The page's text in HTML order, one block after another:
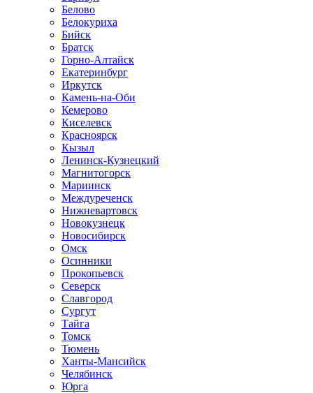
Белово
Белокуриха
Бийск
Братск
Горно-Алтайск
Екатеринбург
Иркутск
Камень-на-Оби
Кемерово
Киселевск
Красноярск
Кызыл
Ленинск-Кузнецкий
Магнитогорск
Мариинск
Междуреченск
Нижневартовск
Новокузнецк
Новосибирск
Омск
Осинники
Прокопьевск
Северск
Славгород
Сургут
Тайга
Томск
Тюмень
Ханты-Мансийск
Челябинск
Юрга